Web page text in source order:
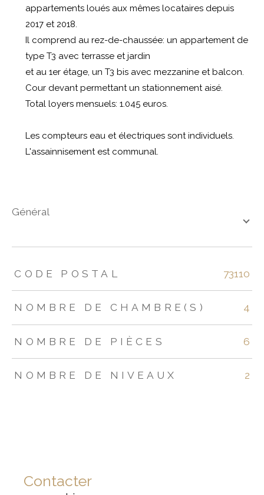
appartements loués aux mêmes locataires depuis
2017 et 2018.
Il comprend au rez-de-chaussée: un appartement de
type T3 avec terrasse et jardin
et au 1er étage, un T3 bis avec mezzanine et balcon.
Cour devant permettant un stationnement aisé.
Total loyers mensuels: 1.045 euros.
Les compteurs eau et électriques sont individuels.
L'assainnisement est communal.
général
TRAD_ZEPHYR_Caracteristique TRAD_ZEPHYR_Valeurs
CODE POSTAL 73110
NOMBRE DE CHAMBRE(S) 4
NOMBRE DE PIÈCES 6
NOMBRE DE NIVEAUX 2
Contacter